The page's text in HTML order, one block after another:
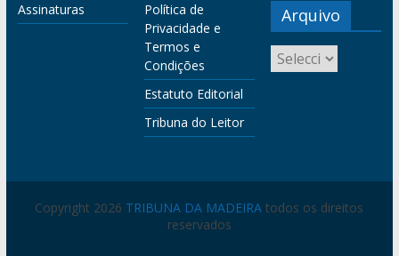
Assinaturas
Política de
Privacidade e
Termos e
Condições
Estatuto Editorial
Tribuna do Leitor
Arquivo
Copyright 2026 TRIBUNA DA MADEIRA todos os direitos
reservados